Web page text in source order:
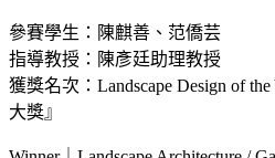
參賽學生：陳麒善、范僑芸
指導教授：陳彥廷助理教授
獲獎名次：Landscape Design of
大獎』